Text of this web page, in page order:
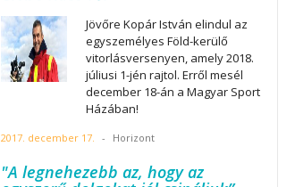
Jövőre Kopár István elindul az
egyszemélyes Föld-kerülő
vitorlásversenyen, amely 2018.
júliusi 1-jén rajtol. Erről mesél
december 18-án a Magyar Sport
Házában!
2017. december 17. - Horizont
"A legnehezebb az, hogy az